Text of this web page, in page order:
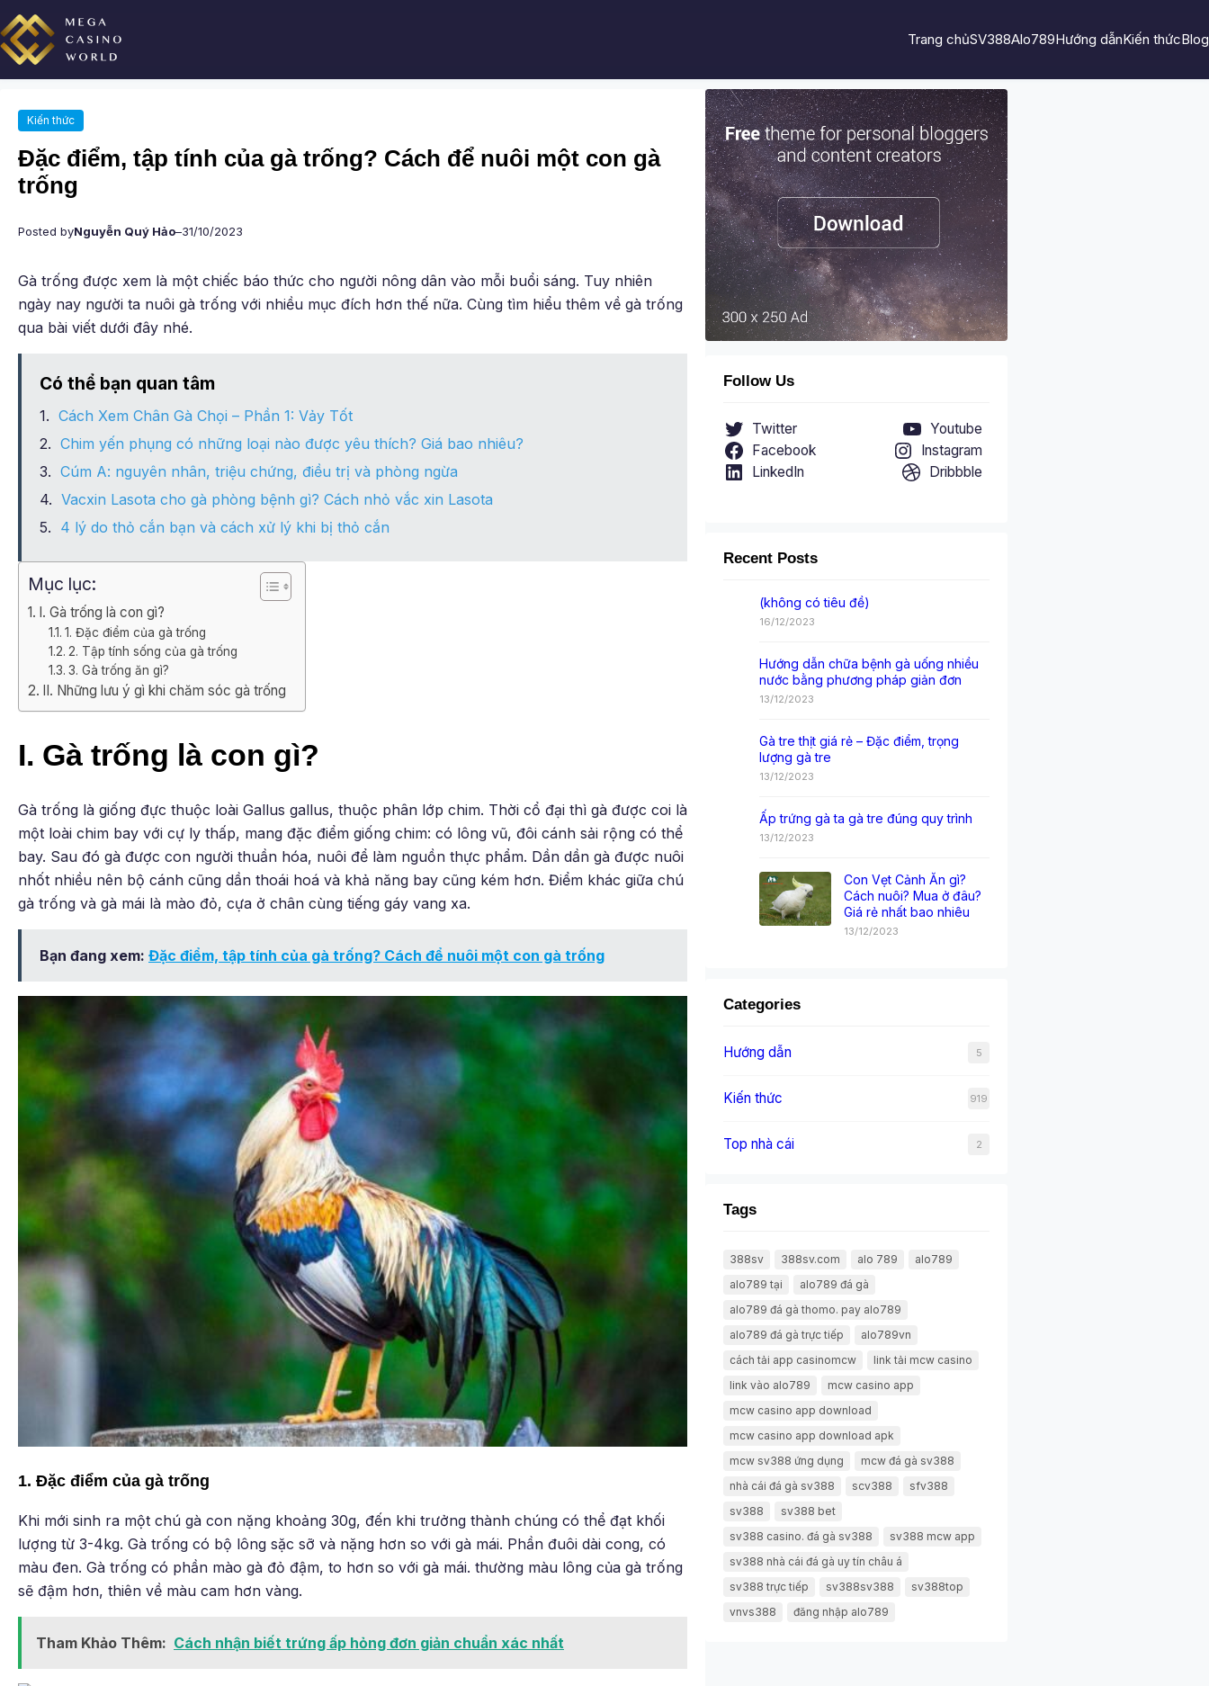
Chuyển
đến
phần
nội
Trang chủSV388Alo789Hướng dẫnKiến thứcBlog
Kiến thức
Đặc điểm, tập tính của gà trống? Cách để nuôi một con gà
trống
Posted byNguyễn Quý Hảo–31/10/2023
Gà trống được xem là một chiếc báo thức cho người nông dân vào mỗi buổi sáng. Tuy nhiên
ngày nay người ta nuôi gà trống với nhiều mục đích hơn thế nữa. Cùng tìm hiểu thêm về gà trống
qua bài viết dưới đây nhé.
Có thể bạn quan tâm
Cách Xem Chân Gà Chọi – Phần 1: Vảy Tốt
Chim yến phụng có những loại nào được yêu thích? Giá bao nhiêu?
Cúm A: nguyên nhân, triệu chứng, điều trị và phòng ngừa
Vacxin Lasota cho gà phòng bệnh gì? Cách nhỏ vắc xin Lasota
4 lý do thỏ cắn bạn và cách xử lý khi bị thỏ cắn
Mục lục:
I. Gà trống là con gì?
1. Đặc điểm của gà trống
2. Tập tính sống của gà trống
3. Gà trống ăn gì?
II. Những lưu ý gì khi chăm sóc gà trống
I. Gà trống là con gì?
Gà trống là giống đực thuộc loài Gallus gallus, thuộc phân lớp chim. Thời cổ đại thì gà được coi là
một loài chim bay với cự ly thấp, mang đặc điểm giống chim: có lông vũ, đôi cánh sải rộng có thể
bay. Sau đó gà được con người thuần hóa, nuôi để làm nguồn thực phẩm. Dần dần gà được nuôi
nhốt nhiều nên bộ cánh cũng dần thoái hoá và khả năng bay cũng kém hơn. Điểm khác giữa chú
gà trống và gà mái là mào đỏ, cựa ở chân cùng tiếng gáy vang xa.
Bạn đang xem: Đặc điểm, tập tính của gà trống? Cách để nuôi một con gà trống
1. Đặc điểm của gà trống
Khi mới sinh ra một chú gà con nặng khoảng 30g, đến khi trưởng thành chúng có thể đạt khối
lượng từ 3-4kg. Gà trống có bộ lông sặc sỡ và nặng hơn so với gà mái. Phần đuôi dài cong, có
màu đen. Gà trống có phần mào gà đỏ đậm, to hơn so với gà mái. thường màu lông của gà trống
sẽ đậm hơn, thiên về màu cam hơn vàng.
Tham Khảo Thêm: Cách nhận biết trứng ấp hỏng đơn giản chuẩn xác nhất
Follow Us
Twitter
Youtube
Facebook
Instagram
LinkedIn
Dribbble
Recent Posts
(không có tiêu đề)
16/12/2023
Hướng dẫn chữa bệnh gà uống nhiều
nước bằng phương pháp giản đơn
13/12/2023
Gà tre thịt giá rẻ – Đặc điểm, trọng
lượng gà tre
13/12/2023
Ấp trứng gà ta gà tre đúng quy trình
13/12/2023
Con Vẹt Cảnh Ăn gì?
Cách nuôi? Mua ở đâu?
Giá rẻ nhất bao nhiêu
13/12/2023
Categories
Hướng dẫn 5
Kiến thức 919
Top nhà cái 2
Tags
388sv 388sv.com alo 789
alo789
alo789 tại
alo789 đá gà
alo789 đá gà thomo. pay alo789
alo789 đá gà trực tiếp
alo789vn
cách tải app casinomcw
link tải mcw casino
link vào alo789
mcw casino app
mcw casino app download
mcw casino app download apk
mcw sv388 ứng dụng
mcw đá gà sv388
nhà cái đá gà sv388
scv388
sfv388
sv388
sv388 bet
sv388 casino. đá gà sv388
sv388 mcw app
sv388 nhà cái đá gà uy tín châu á
sv388 trực tiếp
sv388sv388
sv388top
vnvs388
đăng nhập alo789